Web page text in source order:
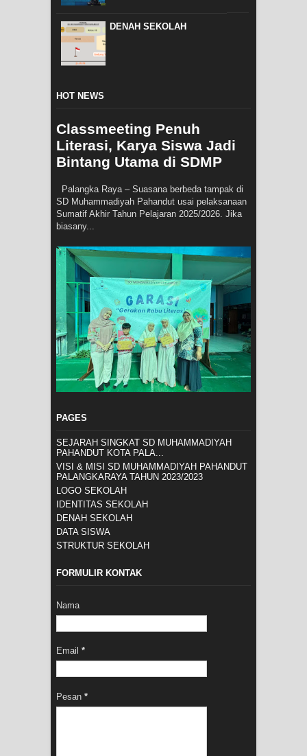
DENAH SEKOLAH
HOT NEWS
Classmeeting Penuh
Literasi, Karya Siswa Jadi
Bintang Utama di SDMP
Palangka Raya – Suasana berbeda tampak di
SD Muhammadiyah Pahandut usai pelaksanaan
Sumatif Akhir Tahun Pelajaran 2025/2026. Jika
biasany...
PAGES
SEJARAH SINGKAT SD MUHAMMADIYAH
PAHANDUT KOTA PALA...
VISI & MISI SD MUHAMMADIYAH PAHANDUT
PALANGKARAYA TAHUN 2023/2023
LOGO SEKOLAH
IDENTITAS SEKOLAH
DENAH SEKOLAH
DATA SISWA
STRUKTUR SEKOLAH
FORMULIR KONTAK
Nama
Email *
Pesan *